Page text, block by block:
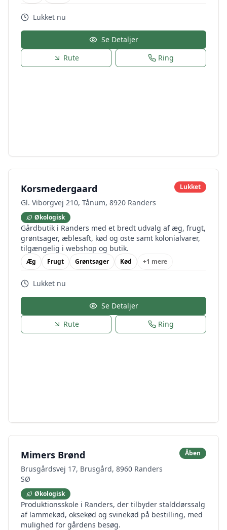
Lukket nu
Se Detaljer
Rute
Ring
Korsmedergaard
Gl. Viborgvej 210, Tånum, 8920 Randers
Lukket
Økologisk
Gårdbutik i Randers med et bredt udvalg af æg, frugt,
grøntsager, æblesaft, kød og oste samt kolonialvarer,
tilgængelig i webshop og butik.
Æg Frugt Grøntsager Kød +1 mere
Lukket nu
Se Detaljer
Rute
Ring
Mimers Brønd
Brusgårdsvej 17, Brusgård, 8960 Randers
SØ
Åben
Økologisk
Produktionsskole i Randers, der tilbyder stalddørssalg
af lammekød, oksekød og svinekød på bestilling, med
mulighed for gårdens besøg.